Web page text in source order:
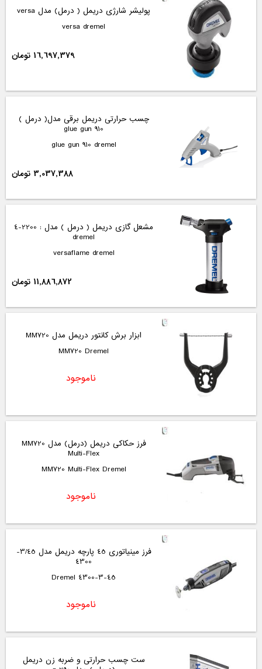
پولیشر شارژی دریمل ( درمل) مدل versa
versa dremel
16,697,379 تومان
چسب حرارتی دریمل برقی مدل( درمل )
glue gun 910
glue gun 910 dremel
3,037,388 تومان
مشعل گازی دریمل ( درمل ) مدل : 2200-4
dremel
versaflame dremel
11,886,872 تومان
ابزار برش کانتور دریمل مدل MM720
MM720 Dremel
ناموجود
فرز حکاکی دریمل (درمل) مدل MM720
Multi-Flex
MM720 Multi-Flex Dremel
ناموجود
فرز مینیاتوری 45 پارچه دریمل مدل 3/45-
4300
4300-3-45 Dremel
ناموجود
ست چسب حرارتی و ضربه زن دریمل